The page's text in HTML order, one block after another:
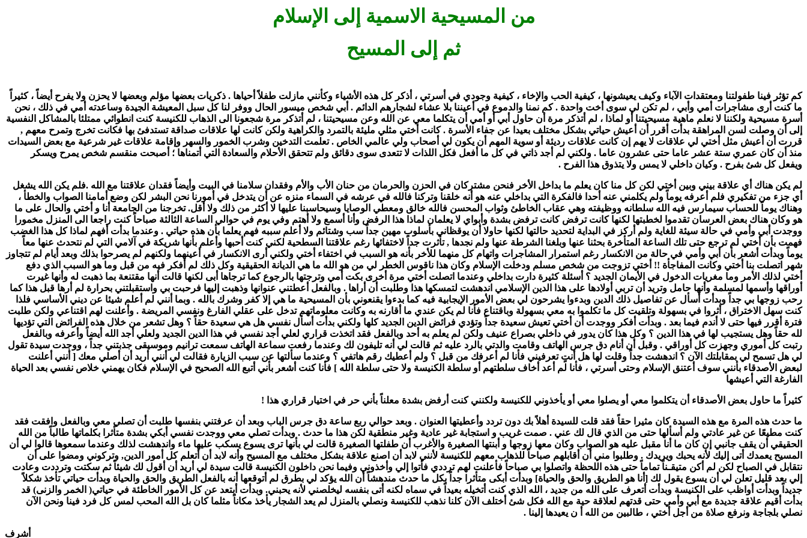
من المسيحية الاسمية إلى الإسلام
ثم إلى المسيح
كم تؤثر فينا طفولتنا ومعتقدات الآباء وكيف يعيشونها ، كيفية الحب والإخاء ، كيفية وجودي في أسرتي ، أذكر كل هذه الأشياء وكأنني مازلت طفلاً أحياها . ذكريات بعضها مؤلم وبعضها لا يحزن ولا يفرح أيضاً ، كثيراً
ما كنت أرى مشاجرات أمي وأبي ، لم تكن لي سوى أخت واحدة . كم نمنا والدموع في أعيننا بلا عشاء لشجارهم الدائم . أبي شخص ميسور الحال ووفر لنا كل سبل المعيشة الجيدة وساعدته أمي في ذلك ، نحن
أسرة مسيحية ولكننا لا نعلم ماهية مسيحيتنا أو لماذا ، لم أتذكر مرة أن حاول أبي أو أمي أن يتكلما معي عن الله وعن مسيحيتنا ، لم أتذكر مرة شجعونا الى الذهاب للكنيسة كنت انطوائي ممتلئا بالمشاكل النفسية
إلى أن وصلت لسن المراهقة بدأت أقرر أن أعيش حياتي بشكل مختلف بعيدا عن جفاء الأسرة . كانت أختي مثلي مليئة بالتمرد والكراهية ولكن كانت لها علاقات صداقة تستدفئ بها فكانت تخرج وتمرح معهم ,
قررت أن أعيش مثل أختي لي علاقات لا يهم إن كانت علاقات رديئة أو سوية المهم أن يكون لي أصحاب ولي عالمي الخاص . تعلمت التدخين وشرب الخمور والسهر وإقامة علاقات غير شرعية مع بعض السيدات
منذ أن كان عمري ستة عشر عاما حتى عشرون عاما . ولكني لم أجد ذاتي في كل ما أفعل فكل اللذات لا تتعدى سوى دقائق ولم تتحقق الأحلام والسعادة التي أتمناها ؛ أصبحت منقسم شخص يمرح ويسكر
ويفعل كل شئ بفرح . وكيان داخلي لا يمس ولا يتذوق هذا الفرح .
لم يكن هناك أي علاقة بيني وبين أختي لكن كل منا كان يعلم ما بداخل الأخر فنحن مشتركان في الحزن والحرمان من حنان الأب والأم وفقدان سلامنا في البيت وأيضاً فقدان علاقتنا مع الله .فلم يكن الله يشغل
أي جزء من تفكيري فلم أعرفه يوماً ولم يكلمني عنه أحدا فالفكرة التي بداخلي عنه هو أنه خلقنا وتركنا فالله في عرشه في السماء منزه عن أن يتدخل في أمورنا نحن البشر لكن وضع أمامنا الصواب والخطأ ،
وهناك يوماً للحساب سيمارس فيه الله سلطانه ووظيفته وهي عقاب الخاطئ وثواب المحسن فالله خالق ومعطي الوصايا وسيحاسبنا عليها لا أكثر من ذلك ولا أقل. تخرجنا من الجامعة أنا و أختي والحال على ما
هو وكان هناك بعض العرسان تقدموا لخطبتها لكنها كانت ترفض كانت ترفض بشدة وأبواي لا يعلمان لماذا هذا الرفض وأنا أسمع ولا أهتم وفي يوم في حوالي الساعة الثالثة صباحاً كنت راجعا الى المنزل مخمورا
ووجدت أبي وأمي في حالة سيئة للغاية ولم أركز في البداية لتحديد حالتها لكنها حاولا أن يوقظاني بأسلوب مهين جداً سب وشتائم ولا أعلم سببه فهم يعلما بأن هذه حياتي . وعندما بدأت أفهم لماذا كل هذا الغضب
فهمت بأن أختي لم ترجع حتى تلك الساعة المتأخرة بحثنا عنها وبلغنا الشرطة عنها ولم نجدها , تأثرت جداً لاختفائها رغم علاقتنا السطحية لكني كنت أحبها وأعلم بأنها شريكة في آلامي التي لم نتحدث عنها معاً
يوماً وبدأت أشعر بأن أبي وأمي في حالة من الانكسار رغم استمرار المشاجرات واتهام كل منهما للأخر بأنه هو السبب في اختفاء أختي ولكني أرى الانكسار في أعينهما ولكنهم لم يصرحوا بذلك وبعد أيام لم تتجاوز
شهر اتصلت بنا أختي وكانت المفاجأة !! أختي تزوجت من شخص مسلم ودخلت الإسلام وكان هذا ناقوس الخطر لي من هو الله ما هي الديانة الحقيقية وكل ذلك لم أفكر فيه من قبل وما هو السبب الذي دفع
أختي لذلك الأمر وما مغريات الدخول في الأيمان الجديد ؟ أسئلة كثيرة دارت بداخلي وعندما اتصلت أختي مرة أخرى بكت أمي وترجتها بالرجوع كما ترجاها أبى لكنها قالت أنها مقتنعة بما ذهبت له وأنها غيرت
أوراقها وأسمها لمسلمة وأنها حامل وتريد أن تربي أولادها على هذا الدين الإسلامي اندهشت لتمسكها هذا وطلبت أن أراها . وبالفعل أعطتني عنوانها وذهبت إليها فرحبت بي واستقبلتني بحرارة لم أرها قبل هذا كما
رحب زوجها بي جداً وبدأت أسأل عن تفاصيل ذلك الدين وبدءوا يشرحون لي بعض الأمور الإيجابية فيه كما بدءوا يقنعوني بأن المسيحية ما هي إلا كفر وشرك بالله . وبما أنني لم أعلم شيئا عن ديني الأساسي فلذا
كنت سهل الاختراق ، أثروا في بسهولة وتلقيت كل ما تكلموا به معي بسهولة وباقتناع فأنا لم يكن عندي ما أقارنه به وكانت معلوماتهم تدخل على عقلي الفارغ ونفسي المريضة . وأعلنت لهم اقتناعي ولكن طلبت
فترة أقرر فيها حتى لا أندم فيما بعد . وبدأت أفكر ووجدت أن أختي تعيش سعيدة جداً وتؤدي فرائض الدين الجديد كلها ولكني بدأت أسأل نفسي هل هي سعيدة حقاً ؟ وهل تشعر من خلال هذه الفرائض التي تؤديها
لله حقاً وهل يستجيب لها في هذا الدين ؟ وكل هذا كان يدور في داخلي بصراع عنيف ولكن لم يعلم به أحد وبالفعل فقد اتخذت قراري لعلي أجد نفسي في هذا الدين الجديد ولعلي أجد الله أيضاً وأعرفه وبالفعل
رتبت كل أموري وجهزت كل أوراقي . وقبل أن أنام دق جرس الهاتف وقامت والدتي بالرد عليه ثم قالت لي أنه تليفون لك وعندما رفعت سماعة الهاتف سمعت ترانيم وموسيقى جذبتني جداً ، ووجدت سيدة تقول
لي هل تسمح لي بمقابلتك الآن ؟ اندهشت جداً وقلت لها هل أنتٍ تعرفيني فأنا لم أعرفك من قبل ؟ ولم أعطيك رقم هاتفي ؟ وعندما سألتها عن سبب الزيارة فقالت لي أنني أريد أن أصلي معك [ أنني أعلنت
لبعض الأصدقاء بأنني سوف أعتنق الإسلام وحتى أسرتي ، فأنا لم أعد أخاف سلطتهم أو سلطة الكنيسة ولا حتى سلطة الله ] فأنا كنت أشعر بأني أتبع الله الصحيح في الإسلام فكان يهمني خلاص نفسي بعد الحياة
الفارغة التي أعيشها
كثيراً ما حاول بعض الأصدقاء أن يتكلموا معي أو يصلوا معي أو يأخذوني للكنيسة ولكنني كنت أرفض بشدة معلناً بأني حر في اختيار قراري هذا !
ما حدث هذه المرة مع هذه السيدة كان مثيرا حقاً فقد قلت للسيدة أهلاً بك دون تردد وأعطيتها العنوان . وبعد حوالي ربع ساعة دق جرس الباب وبعد أن عرفتني بنفسها طلبت أن تصلي معي وبالفعل وافقت فقد
كنت مطيعًا عن غير عادتي ولم أسألها حتى من الذي قال لك عني . صمت غريب و استجابة غير عادية وغير منطقية لكن هذا ما حدث . وبدأت تصلي معي ووجدت نفسي أبكي بشدة متأثرا بكلماتها طالباً من الله
الحقيقي أن يقف جانبي إن كان ما أنا مقبل عليه هو الصواب وكان معها زوجها و أبنتها الصغيرة والأغرب أن طفلتها الصغيرة قالت لي بأنها ترى يسوع يسكب عليها ماء واندهشت لذلك وعندما سمعوها قالوا لي أن
المسيح يعمدك أتى إليك لأنه يحبك ويريدك . وطلبوا مني أن أقابلهم صباحاً للذهاب معهم للكنيسة لأنني لابد أن اصنع علاقة بشكل مختلف مع المسيح وأنه لابد أن أتعلم كل أمور الدين, وتركوني ومضوا على أن
نتقابل في الصباح لكن لم أكن متيقـناً تماماً حتى هذه اللحظة واتصلوا بي صباحاً فأعلنت لهم ترددي فأتوا إلي وأخذوني وفيما نحن داخلون الكنيسة قالت سيدة لي أريد أن أقول لك شيئاً ثم سكتت وترددت وعادت
إلي بعد قليل تعلن لي أن يسوع يقول لك [أنا هو الطريق والحق والحياة] وبدأت أبكى متأثرا جداً بكل ما حدث مندهشاً أن الله يؤكد لي بطرق لم أتوقعها أنه بالفعل الطريق والحق والحياة وبدأت حياتي تأخذ شكلاً
جديداً وبدأت أواظب على الكنيسة وبدأت أتعرف على الله من جديد ، الله الذي كنت أتخيله بعيداً في سماه لكنه أتى بنفسه ليخلصني لأنه يحبني. وبدأت أبتعد عن كل الأمور الخاطئة في حياتي( الخمر والزنى) قد
بدأت أقيم علاقة جديدة مع أبي وأمي حتى قدتهم لعلاقة حية مع الله فكل شئ أختلف الآن كلنا نذهب للكنيسة ونصلي بالمنزل لم يعد الشجار يأخذ مكاناً مثلما كان بل الله المحب لمس كل فرد فينا ونحن الآن
نصلي بلجاجة ونرفع صلاة من أجل أختي ، طالبين من الله أ ن يعيدها إلينا .
أشرف